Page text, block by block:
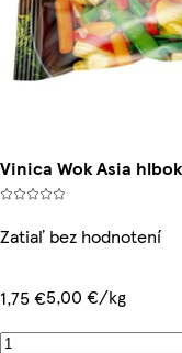
Vinica Wok Asia
Zatiaľ bez hodnotení
1,75 €5,00 €/kg